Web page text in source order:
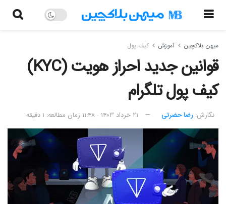
میهن بلاکچین آموزش کیف پول
قوانین جدید احراز هویت (KYC)
کیف پول تلگرام
نگارش:‌ رضا حضرتی ۲۱ خرداد ۱۴۰۳ - ۱۱:۴۸ زمان مطالعه: ۱ دقیقه